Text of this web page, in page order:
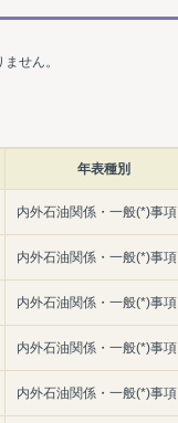
せん。
年表種別
内外石油関係・一般(*)事項
内外石油関係・一般(*)事項
内外石油関係・一般(*)事項
内外石油関係・一般(*)事項
内外石油関係・一般(*)事項